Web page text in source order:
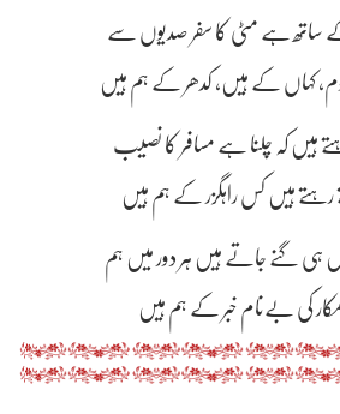
ہے مٹی کا سفر صدیوں سے
کہاں کے ہیں، کدھر کے ہم ہیں
ہیں کہ چلنا ہے مسافر کا نصیب
رہتے ہیں کس راہگزر کے ہم ہیں
ہی گنے جاتے ہیں ہر دور میں ہم
کی بےنام خبر کے ہم ہیں